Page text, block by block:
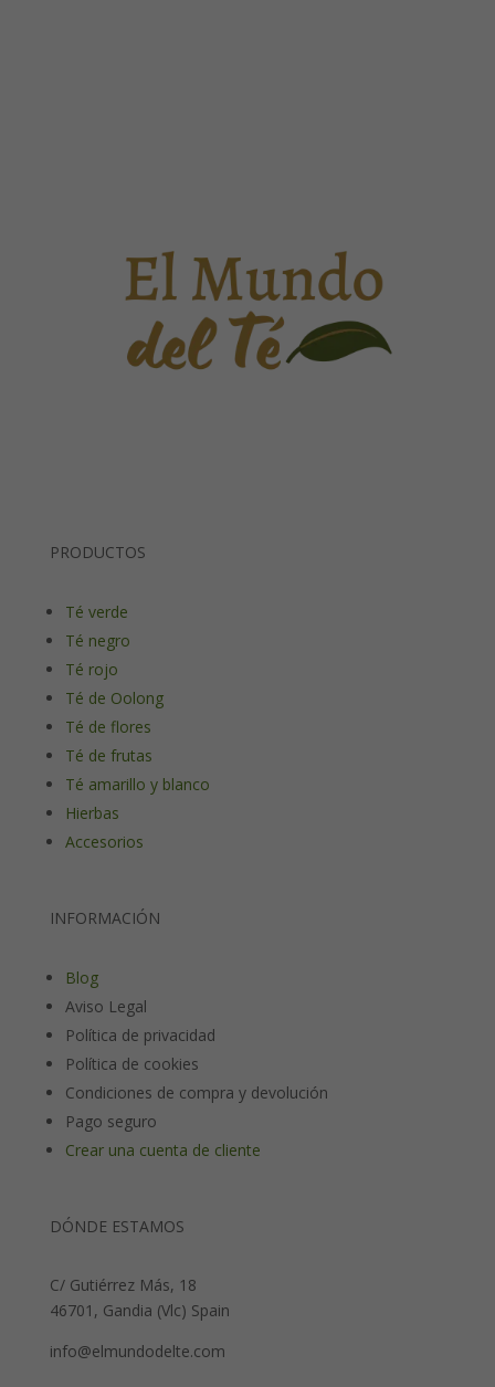
PRODUCTOS
Té verde
Té negro
Té rojo
Té de Oolong
Té de flores
Té de frutas
Té amarillo y blanco
Hierbas
Accesorios
INFORMACIÓN
Blog
Aviso Legal
Política de privacidad
Política de cookies
Condiciones de compra y devolución
Pago seguro
Crear una cuenta de cliente
DÓNDE ESTAMOS
C/ Gutiérrez Más, 18
46701, Gandia (Vlc) Spain
info@elmundodelte.com